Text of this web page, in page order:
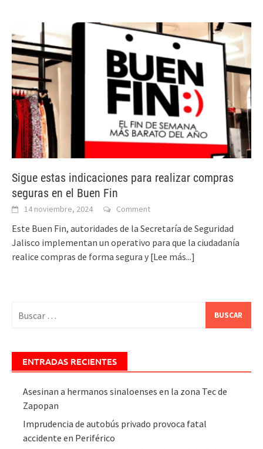
Sigue estas indicaciones para realizar compras
seguras en el Buen Fin
14 noviembre, 2024 Comment
Este Buen Fin, autoridades de la Secretaría de Seguridad
Jalisco implementan un operativo para que la ciudadanía
realice compras de forma segura y [Lee más...]
ENTRADAS RECIENTES
Asesinan a hermanos sinaloenses en la zona Tec de
Zapopan
Imprudencia de autobús privado provoca fatal
accidente en Periférico